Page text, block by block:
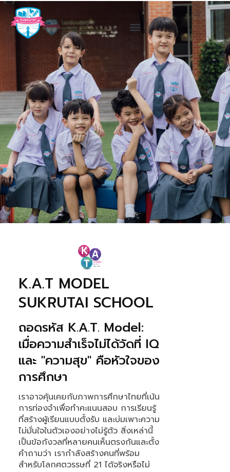
K.A.T MODEL
SUKRUTAI SCHOOL
ถอดรหัส K.A.T. Model:
เมื่อความสำเร็จไม่ได้วัดที่ IQ
และ "ความสุข" คือหัวใจของ
การศึกษา
เราอาจคุ้นเคยกับภาพการศึกษาไทยที่เน้น
การท่องจำเพื่อทำคะแนนสอบ การเรียนรู้
ที่สร้างผู้เรียนแบบตั้งรับ และบ่มเพาะความ
ไม่มั่นใจในตัวเองอย่างไม่รู้ตัว สิ่งเหล่านี้
เป็นข้อกังวลที่หลายคนเห็นตรงกันและตั้ง
คำถามว่า เรากำลังสร้างคนที่พร้อม
สำหรับโลกศตวรรษที่ 21 ได้จริงหรือไม่